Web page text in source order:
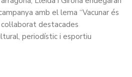
amb el lema “Vacunar és
destacades
periodístic i esportiu